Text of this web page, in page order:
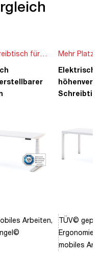
für
Familie
Arbeiten,
Mehr Platz
Ideen
Elektrisch
TÜV©
Ergonomie,
mobiles